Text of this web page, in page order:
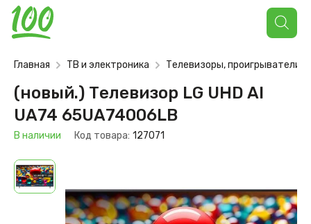
Поиск
товаров
Главная ТВ и электроника Телевизоры, проигрыватели
(новый.) Телевизор LG UHD AI
UA74 65UA74006LB
В наличии Код товара: 127071